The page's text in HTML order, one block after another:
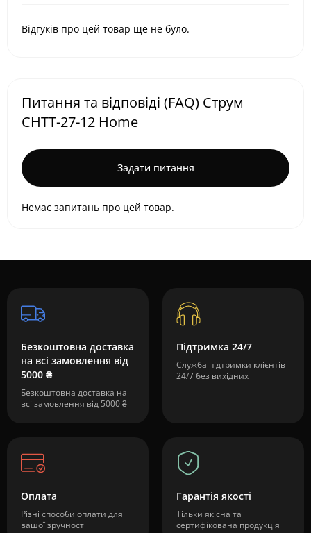
Відгуків про цей товар ще не було.
Питання та відповіді (FAQ) Струм
СНТТ-27-12 Home
Задати питання
Немає запитань про цей товар.
Безкоштовна доставка
на всі замовлення від
5000 ₴
Безкоштовна доставка на
всі замовлення від 5000 ₴
Підтримка 24/7
Служба підтримки клієнтів
24/7 без вихідних
Оплата
Різні способи оплати для
вашої зручності
Гарантія якості
Тільки якісна та
сертифікована продукція